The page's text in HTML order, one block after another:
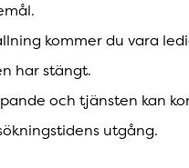
kommer du vara
har stängt.
och tjänsten kan
utgång.